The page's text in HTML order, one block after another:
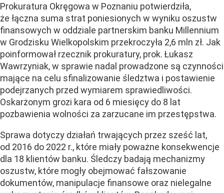
Prokuratura Okręgowa w Poznaniu potwierdziła,
że łączna suma strat poniesionych w wyniku oszustw
finansowych w oddziale partnerskim banku Millennium
w Grodzisku Wielkopolskim przekroczyła 2,6 mln zł. Jak
poinformował rzecznik prokuratury, prok. Łukasz
Wawrzyniak, w sprawie nadal prowadzone są czynności
mające na celu sfinalizowanie śledztwa i postawienie
podejrzanych przed wymiarem sprawiedliwości.
Oskarżonym grozi kara od 6 miesięcy do 8 lat
pozbawienia wolności za zarzucane im przestępstwa.
Sprawa dotyczy działań trwających przez sześć lat,
od 2016 do 2022 r., które miały poważne konsekwencje
dla 18 klientów banku. Śledczy badają mechanizmy
oszustw, które mogły obejmować fałszowanie
dokumentów, manipulacje finansowe oraz nielegalne